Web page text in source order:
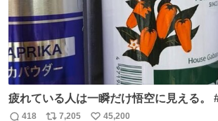
疲れている人は一瞬だけ悟空に見える。
#ドラゴンボール
418 7,205 45,200